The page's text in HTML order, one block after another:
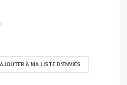
AJOUTER À MA LISTE D'ENVIES